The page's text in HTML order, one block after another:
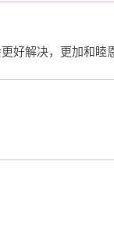
好解决，更加和睦